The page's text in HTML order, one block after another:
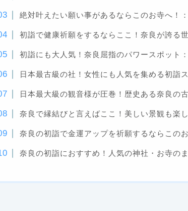
絶対叶えたい願い事があるならこのお寺へ！
初詣で健康祈願をするならここ！奈良が誇る
初詣にも大人気！奈良屈指のパワースポット
日本最古級の社！女性にも人気を集める初詣
日本最大級の観音様が圧巻！歴史ある奈良の
奈良で縁結びと言えばここ！美しい景観も楽
奈良の初詣で金運アップを祈願するならこの
奈良の初詣におすすめ！人気の神社・お寺の